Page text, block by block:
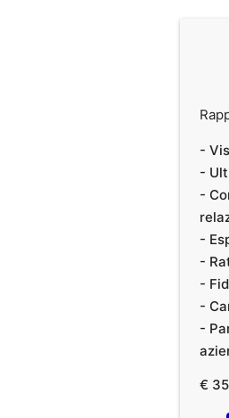
-
-
-
-
-
-
-
-
€